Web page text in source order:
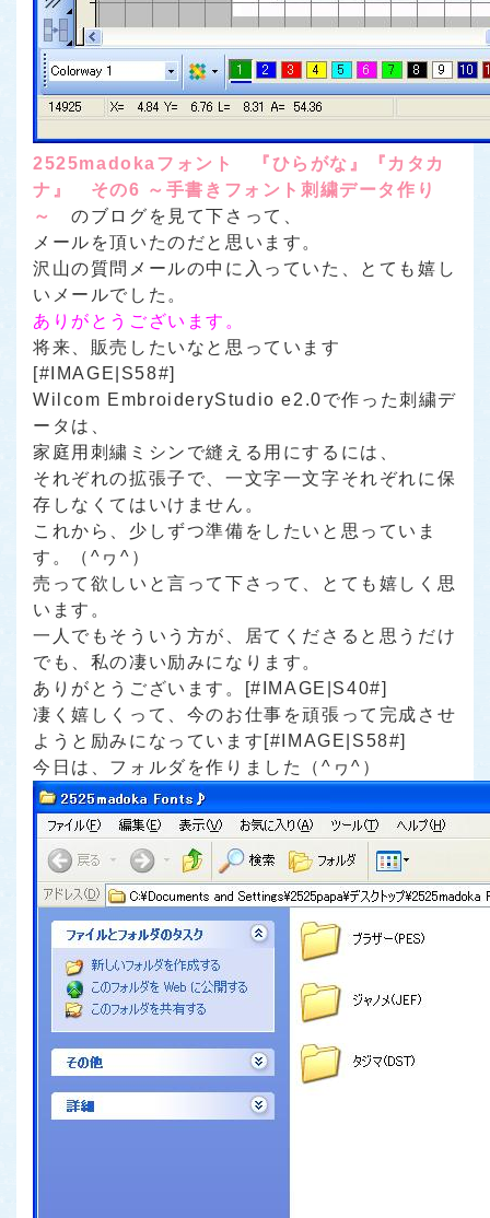
2525madokaフォント 『ひらがな』『カタカ
ナ』 その6 ～手書きフォント刺繍データ作り
～
のブログを見て下さって、
メールを頂いたのだと思います。
沢山の質問メールの中に入っていた、とても嬉し
いメールでした。
ありがとうございます。
将来、販売したいなと思っています
[#IMAGE|S58#]
Wilcom EmbroideryStudio e2.0で作った刺繍デ
ータは、
家庭用刺繍ミシンで縫える用にするには、
それぞれの拡張子で、一文字一文字それぞれに保
存しなくてはいけません。
これから、少しずつ準備をしたいと思っていま
す。（^ヮ^）
売って欲しいと言って下さって、とても嬉しく思
います。
一人でもそういう方が、居てくださると思うだけ
でも、私の凄い励みになります。
ありがとうございます。[#IMAGE|S40#]
凄く嬉しくって、今のお仕事を頑張って完成させ
ようと励みになっています[#IMAGE|S58#]
今日は、フォルダを作りました（^ヮ^）